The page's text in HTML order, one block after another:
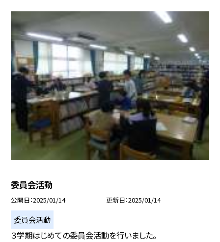
委員会活動
公開日 2025/01/14 更新日 2025/01/14
委員会活動
３学期はじめての委員会活動を行いました。